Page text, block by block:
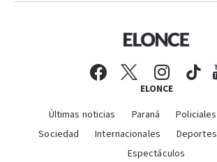
ELONCE
Últimas noticias Paraná Policiales
Sociedad
Internacionales Deportes
Espectáculos